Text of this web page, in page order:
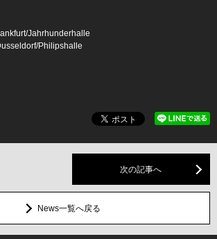
Jahrhunderhalle
Philipshalle
次の記事へ
News一覧へ戻る